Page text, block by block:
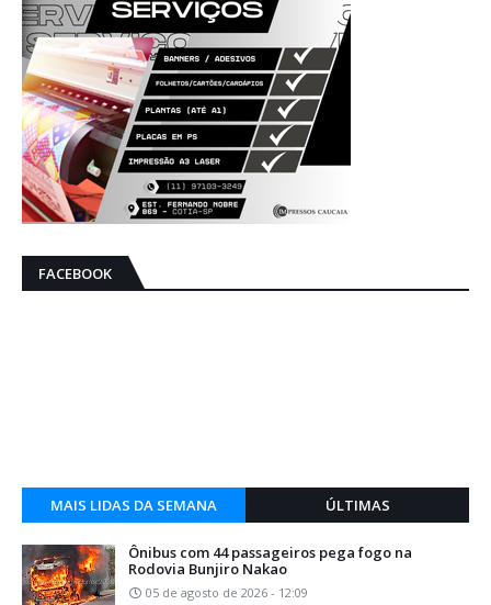
FACEBOOK
MAIS LIDAS DA SEMANA ÚLTIMAS
Ônibus com 44 passageiros pega fogo na
Rodovia Bunjiro Nakao
05 de agosto de 2026 - 12:09